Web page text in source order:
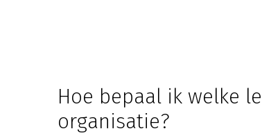
Hoe bepaal ik welke
organisatie?